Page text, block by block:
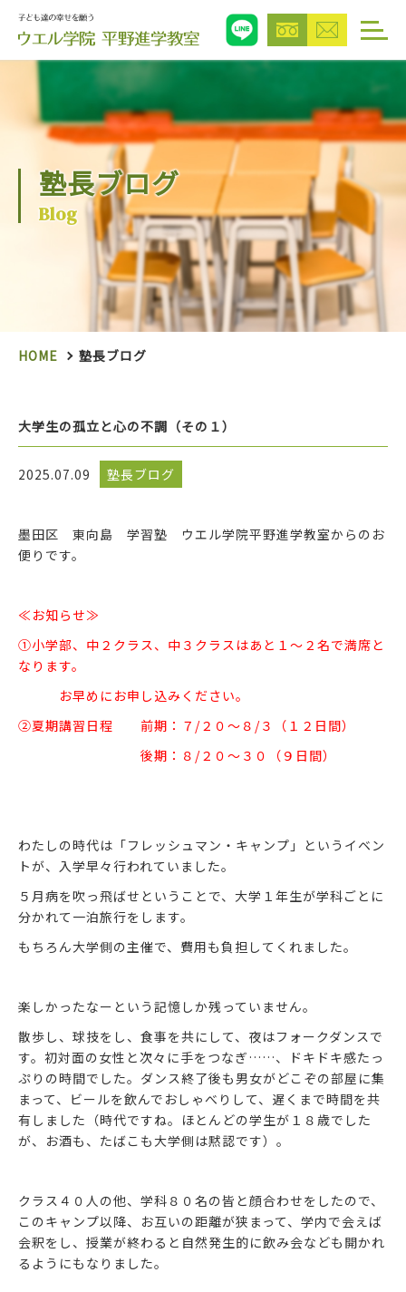
塾長ブログ
Blog
HOME 塾長ブログ
大学生の孤立と心の不調（その１）
2025.07.09 塾長ブログ
墨田区 東向島 学習塾 ウエル学院平野進学教室からのお
便りです。
≪お知らせ≫
①小学部、中２クラス、中３クラスはあと１～２名で満席と
なります。
お早めにお申し込みください。
②夏期講習日程 前期：７/２０～８/３（１２日間）
後期：８/２０～３０（９日間）
わたしの時代は「フレッシュマン・キャンプ」というイベン
トが、入学早々行われていました。
５月病を吹っ飛ばせということで、大学１年生が学科ごとに
分かれて一泊旅行をします。
もちろん大学側の主催で、費用も負担してくれました。
楽しかったなーという記憶しか残っていません。
散歩し、球技をし、食事を共にして、夜はフォークダンスで
す。初対面の女性と次々に手をつなぎ……、ドキドキ感たっ
ぷりの時間でした。ダンス終了後も男女がどこぞの部屋に集
まって、ビールを飲んでおしゃべりして、遅くまで時間を共
有しました（時代ですね。ほとんどの学生が１８歳でした
が、お酒も、たばこも大学側は黙認です）。
クラス４０人の他、学科８０名の皆と顔合わせをしたので、
このキャンプ以降、お互いの距離が狭まって、学内で会えば
会釈をし、授業が終わると自然発生的に飲み会なども開かれ
るようにもなりました。